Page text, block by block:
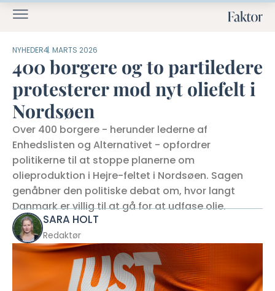
NYHEDER4. MARTS 2026
400 borgere og to partiledere
protesterer mod nyt oliefelt i
Nordsøen
Over 400 borgere - herunder lederne af
Enhedslisten og Alternativet - opfordrer
politikerne til at stoppe planerne om
olieproduktion i Hejre-feltet i Nordsøen. Sagen
genåbner den politiske debat om, hvor langt
Danmark er villig til at gå for at udfase olie.
SARA HOLT
Redaktør